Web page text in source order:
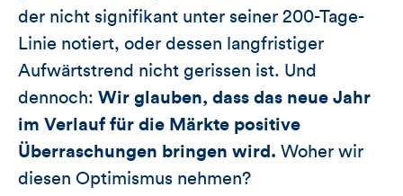
der nicht signifikant unter seiner 200-Tage-
Linie notiert, oder dessen langfristiger
Aufwärtstrend nicht gerissen ist. Und
dennoch: Wir glauben, dass das neue Jahr
im Verlauf für die Märkte positive
Überraschungen bringen wird. Woher wir
diesen Optimismus nehmen?